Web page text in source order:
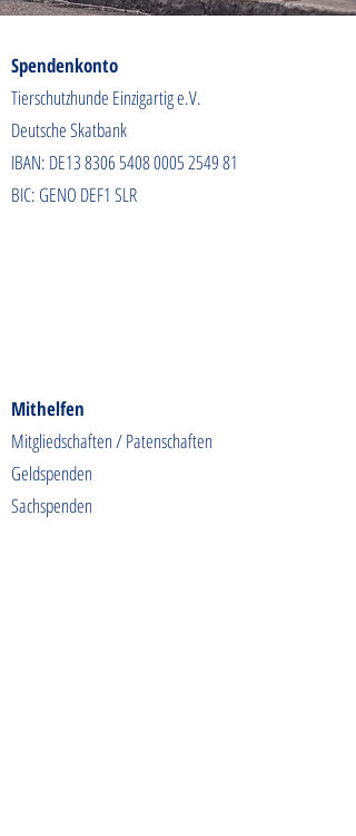
Spendenkonto
Tierschutzhunde Einzigartig e.V.
Deutsche Skatbank
IBAN: DE138306 5408 0005 254981
BIC: GENO DEF1 SLR
Mithelfen
Mitgliedschaften / Patenschaften
Geldspenden
Sachspenden